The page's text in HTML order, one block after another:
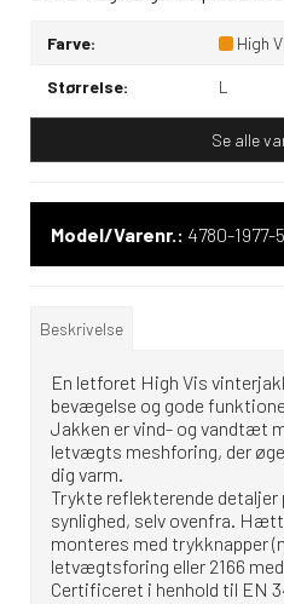
Farve: High
Størrelse: L
Se alle
Model/Varenr.: 4780-1977-
Beskrivelse
En letforet High Vis
bevægelse og gode
Jakken er vind- og vandtæt
letvægts meshforing, der
dig varm.
Trykte reflekterende detaljer
synlighed, selv ovenfra.
monteres med trykknapper
letvægtsforing eller 2166
Certificeret i henhold til EN